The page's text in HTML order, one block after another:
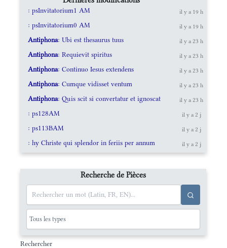
: psInvitatorium1 AM il y a 19 h
: psInvitatorium0 AM il y a 19 h
Antiphona: Ubi est thesaurus tuus il y a 23 h
Antiphona: Requievit spiritus il y a 23 h
Antiphona: Continuo Iesus extendens il y a 23 h
Antiphona: Cumque vidisset ventum il y a 23 h
Antiphona: Quis scit si convertatur et ignoscat il y a 23 h
: ps128AM il y a 2 j
: ps113BAM il y a 2 j
: hy Christe qui splendor in feriis per annum il y a 2 j
Recherche de Pièces
Rechercher